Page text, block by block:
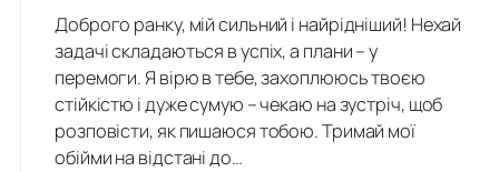
Доброго ранку, мій сильний і найрідніший! Нехай
задачі складаються в успіх, а плани – у
перемоги. Я вірю в тебе, захоплююсь твоєю
стійкістю і дуже сумую – чекаю на зустріч, щоб
розповісти, як пишаюся тобою. Тримай мої
обійми на відстані до…